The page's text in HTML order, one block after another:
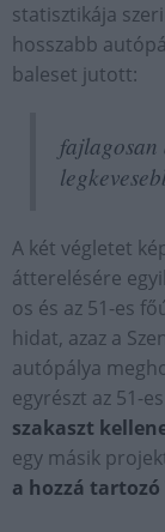
statisztikája
hosszabb
baleset jutott:
fajlagosan
A két végletet
átterelésére
os és az 51-es
hidat, azaz a
autópálya
egyrészt az 51-
szakaszt
egy másik
a hozzá